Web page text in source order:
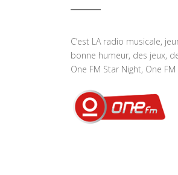
C’est LA radio musicale,
bonne humeur, des jeux,
One FM Star Night, One